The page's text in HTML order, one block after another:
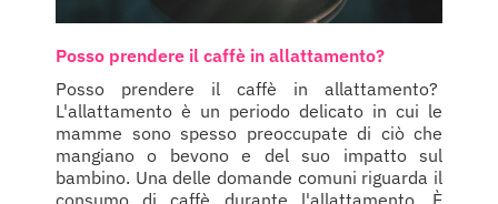
Posso prendere il caffè in allattamento?
Posso prendere il caffè in allattamento?
L'allattamento è un periodo delicato in cui le
mamme sono spesso preoccupate di ciò che
mangiano o bevono e del suo impatto sul
bambino. Una delle domande comuni riguarda il